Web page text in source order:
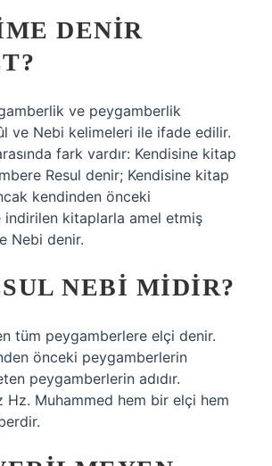
DENIR
ve peygamberlik
ve Nebi kelimeleri ile ifade edilir.
fark vardır: Kendisine kitap
Resul denir; Kendisine kitap
kendinden önceki
indirilen kitaplarla amel etmiş
Nebi denir.
NEBI MIDIR?
tüm peygamberlere elçi denir.
önceki peygamberlerin
peygamberlerin adıdır.
Hz. Muhammed hem bir elçi hem